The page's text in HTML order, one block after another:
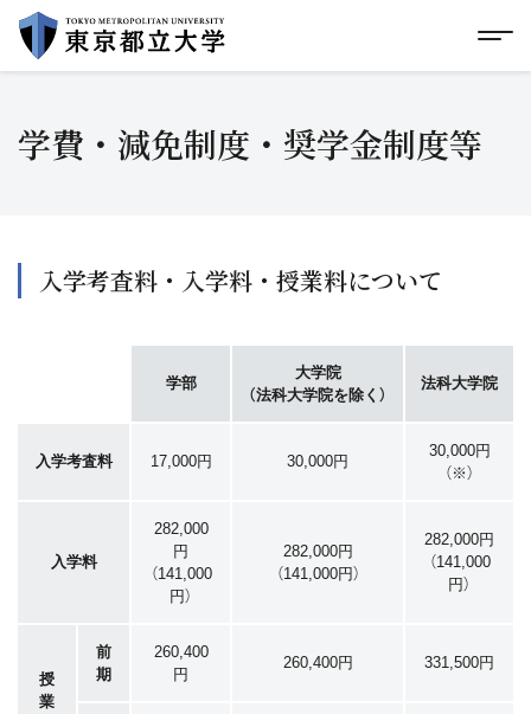
イ
ッ
グローバルメニューにスキップ メ
学費・減免制度・奨学金制度等
入学考査料・入学料・授業料について
学部
大学院
（法科大学院を除く）
法科大学院
入学考査料 17,000円 30,000円
30,000円
（※）
入学料
282,000
円
（141,000
円）
282,000円
（141,000円）
282,000円
（141,000
円）
授
業
前
期
260,400
円
260,400円 331,500円